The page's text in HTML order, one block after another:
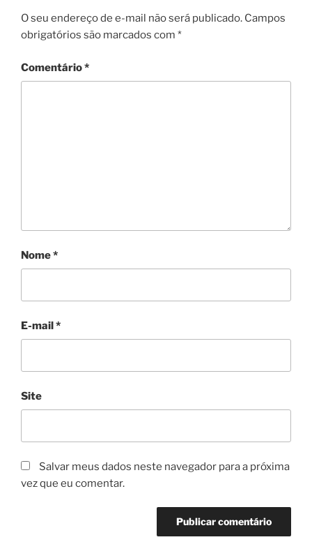
O seu endereço de e-mail não será publicado. Campos
obrigatórios são marcados com *
Comentário*
Nome*
E-mail*
Site
Salvar meus dados neste navegador para a próxima
vez que eu comentar.